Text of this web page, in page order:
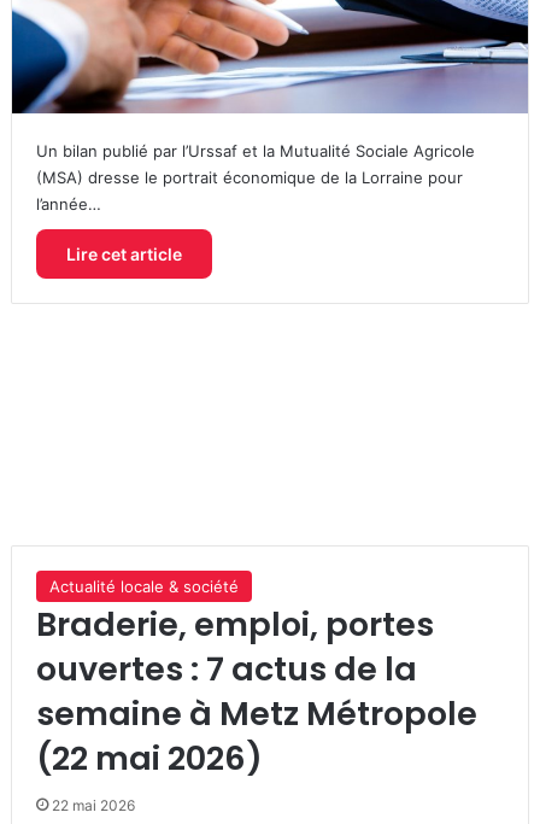
Un bilan publié par l’Urssaf et la Mutualité Sociale Agricole
(MSA) dresse le portrait économique de la Lorraine pour
l’année…
Lire cet article
Actualité locale & société
Braderie, emploi, portes
ouvertes : 7 actus de la
semaine à Metz Métropole
(22 mai 2026)
22 mai 2026